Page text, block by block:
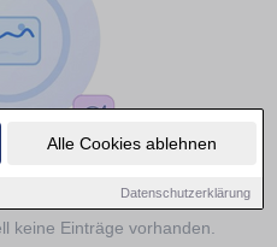
Alle Cookies ablehnen
Datenschutzerklärung
keine Einträge vorhanden.